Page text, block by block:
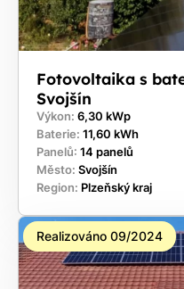
Fotovoltaika s
Svojšín
Výkon: 6,30 kWp
Baterie: 11,60 kWh
Panelů: 14 panelů
Město: Svojšín
Region: Plzeňský kraj
Realizováno 09/2024